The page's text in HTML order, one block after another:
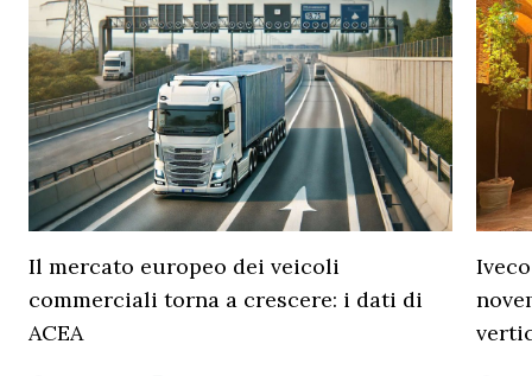
Il mercato europeo dei veicoli
commerciali torna a crescere: i dati di
ACEA